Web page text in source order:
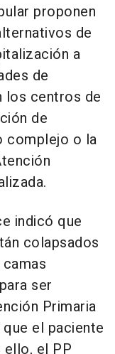
proponen
de
a
de
los centros de
de
complejo o la
indicó que
colapsados
ser
Primaria
el paciente
ello, el PP